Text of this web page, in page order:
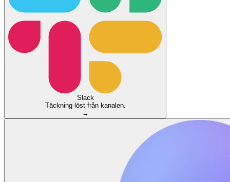
Slack
Täckning löst från kanalen.
→